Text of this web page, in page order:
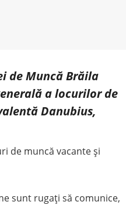
de Muncă Brăila
a locurilor de
Danubius,
de muncă vacante şi
sunt rugați să comunice,